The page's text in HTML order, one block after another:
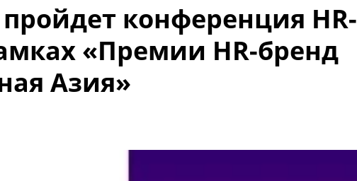
конференция HR-
«Премии HR-бренд
Азия»